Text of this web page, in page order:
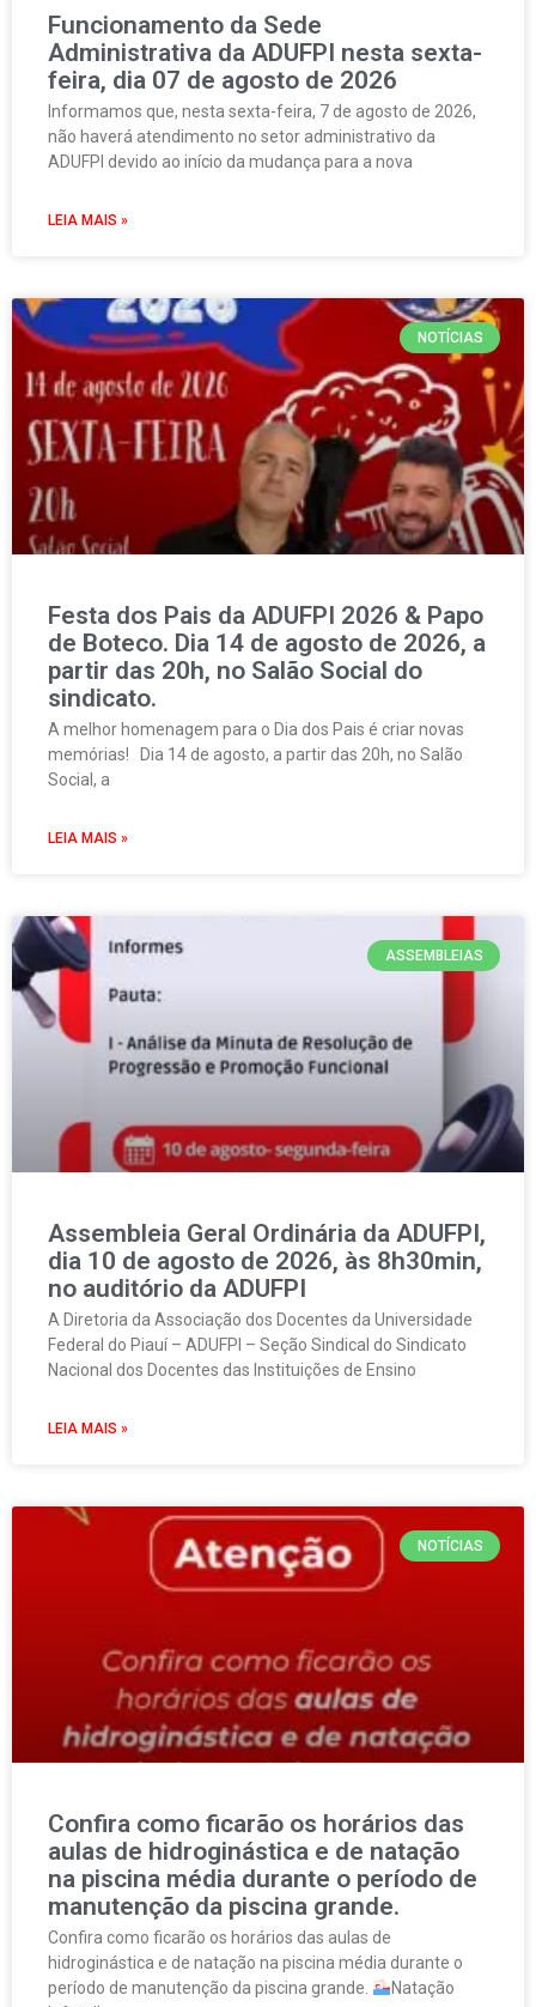
Funcionamento da Sede
Administrativa da ADUFPI nesta sexta-
feira, dia 07 de agosto de 2026
Informamos que, nesta sexta-feira, 7 de agosto de 2026,
não haverá atendimento no setor administrativo da
ADUFPI devido ao início da mudança para a nova
LEIA MAIS »
NOTÍCIAS
Festa dos Pais da ADUFPI 2026 & Papo
de Boteco. Dia 14 de agosto de 2026, a
partir das 20h, no Salão Social do
sindicato.
A melhor homenagem para o Dia dos Pais é criar novas
memórias! Dia 14 de agosto, a partir das 20h, no Salão
Social, a
LEIA MAIS »
ASSEMBLEIAS
Assembleia Geral Ordinária da ADUFPI,
dia 10 de agosto de 2026, às 8h30min,
no auditório da ADUFPI
A Diretoria da Associação dos Docentes da Universidade
Federal do Piauí – ADUFPI – Seção Sindical do Sindicato
Nacional dos Docentes das Instituições de Ensino
LEIA MAIS »
NOTÍCIAS
Confira como ficarão os horários das
aulas de hidroginástica e de natação
na piscina média durante o período de
manutenção da piscina grande.
Confira como ficarão os horários das aulas de
hidroginástica e de natação na piscina média durante o
período de manutenção da piscina grande.
Natação